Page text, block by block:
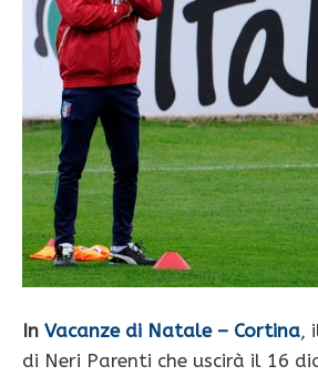
In Vacanze di Natale – Cortina,
di Neri Parenti che uscirà il 16